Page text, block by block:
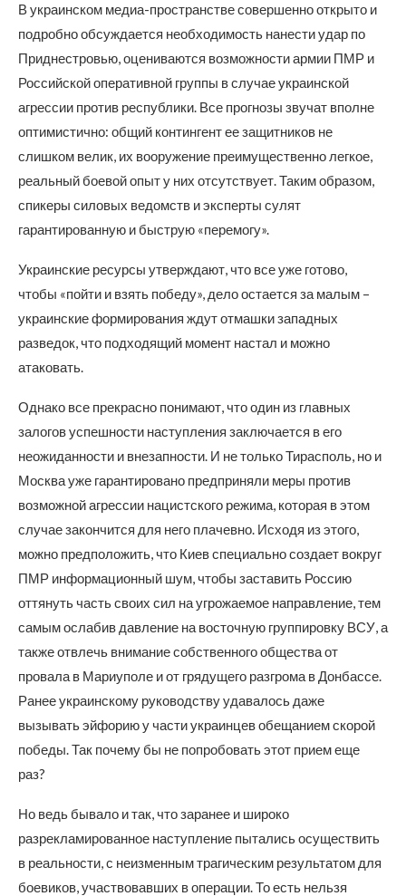
В украинском медиа-пространстве совершенно открыто и
подробно обсуждается необходимость нанести удар по
Приднестровью, оцениваются возможности армии ПМР и
Российской оперативной группы в случае украинской
агрессии против республики. Все прогнозы звучат вполне
оптимистично: общий контингент ее защитников не
слишком велик, их вооружение преимущественно легкое,
реальный боевой опыт у них отсутствует. Таким образом,
спикеры силовых ведомств и эксперты сулят
гарантированную и быструю «перемогу».
Украинские ресурсы утверждают, что все уже готово,
чтобы «пойти и взять победу», дело остается за малым –
украинские формирования ждут отмашки западных
разведок, что подходящий момент настал и можно
атаковать.
Однако все прекрасно понимают, что один из главных
залогов успешности наступления заключается в его
неожиданности и внезапности. И не только Тирасполь, но и
Москва уже гарантировано предприняли меры против
возможной агрессии нацистского режима, которая в этом
случае закончится для него плачевно. Исходя из этого,
можно предположить, что Киев специально создает вокруг
ПМР информационный шум, чтобы заставить Россию
оттянуть часть своих сил на угрожаемое направление, тем
самым ослабив давление на восточную группировку ВСУ, а
также отвлечь внимание собственного общества от
провала в Мариуполе и от грядущего разгрома в Донбассе.
Ранее украинскому руководству удавалось даже
вызывать эйфорию у части украинцев обещанием скорой
победы. Так почему бы не попробовать этот прием еще
раз?
Но ведь бывало и так, что заранее и широко
разрекламированное наступление пытались осуществить
в реальности, с неизменным трагическим результатом для
боевиков, участвовавших в операции. То есть нельзя